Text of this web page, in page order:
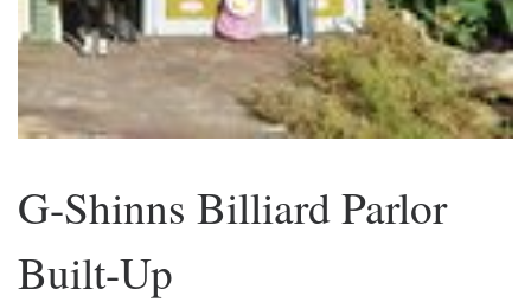
G-Shinns Billiard Parlor
Built-Up